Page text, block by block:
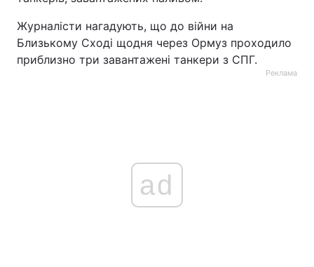
Журналісти нагадують, що до війни на
Близькому Сході щодня через Ормуз проходило
приблизно три завантажені танкери з СПГ.
Реклама
ad